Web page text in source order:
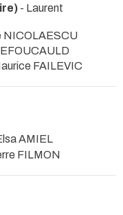
- Laurent
NICOLAESCU
FAILEVIC
AMIEL
FILMON